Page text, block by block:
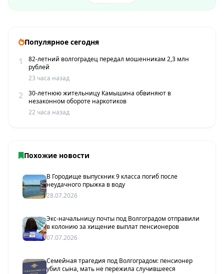
Популярное сегодня
1
82-летний волгоградец передал мошенникам 2,3 млн
рублей
23 часа назад
2
30-летнюю жительницу Камышина обвиняют в
незаконном обороте наркотиков
22 часа назад
Похожие новости
В Городище выпускник 9 класса погиб после
неудачного прыжка в воду
28.07.2026
Экс-начальницу почты под Волгоградом отправили
в колонию за хищение выплат пенсионеров
07.07.2026
Семейная трагедия под Волгоградом: пенсионер
убил сына, мать не пережила случившееся